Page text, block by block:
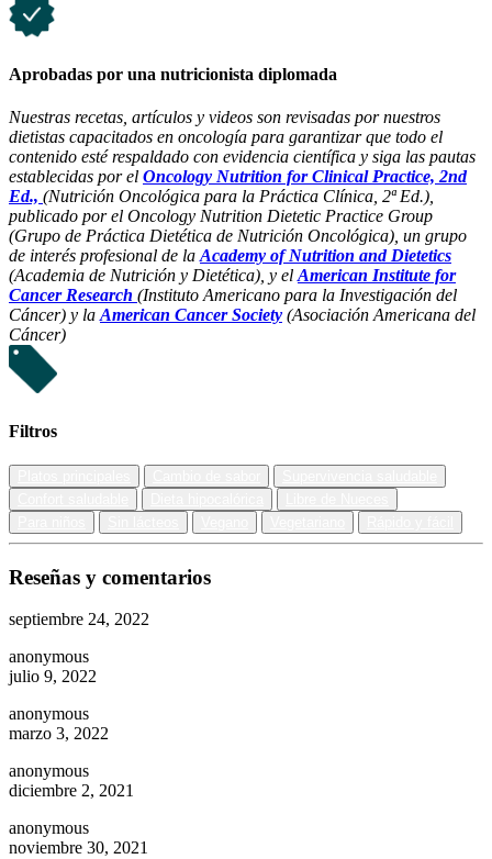
Aprobadas por una nutricionista diplomada
Nuestras recetas, artículos y videos son revisadas por nuestros
dietistas capacitados en oncología para garantizar que todo el
contenido esté respaldado con evidencia científica y siga las pautas
establecidas por el Oncology Nutrition for Clinical Practice, 2nd
Ed., (Nutrición Oncológica para la Práctica Clínica, 2ª Ed.),
publicado por el Oncology Nutrition Dietetic Practice Group
(Grupo de Práctica Dietética de Nutrición Oncológica), un grupo
de interés profesional de la Academy of Nutrition and Dietetics
(Academia de Nutrición y Dietética), y el American Institute for
Cancer Research (Instituto Americano para la Investigación del
Cáncer) y la American Cancer Society (Asociación Americana del
Cáncer)
Filtros
Reseñas y comentarios
septiembre 24, 2022
anonymous
julio 9, 2022
anonymous
marzo 3, 2022
anonymous
diciembre 2, 2021
anonymous
noviembre 30, 2021